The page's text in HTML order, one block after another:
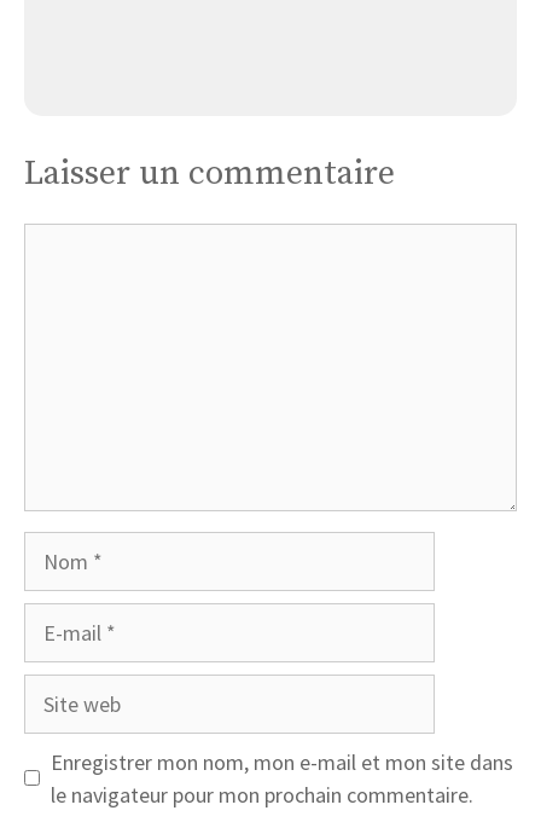
Laisser un commentaire
mail
web
Enregistrer mon nom, mon e-mail et mon site dans
le navigateur pour mon prochain commentaire.